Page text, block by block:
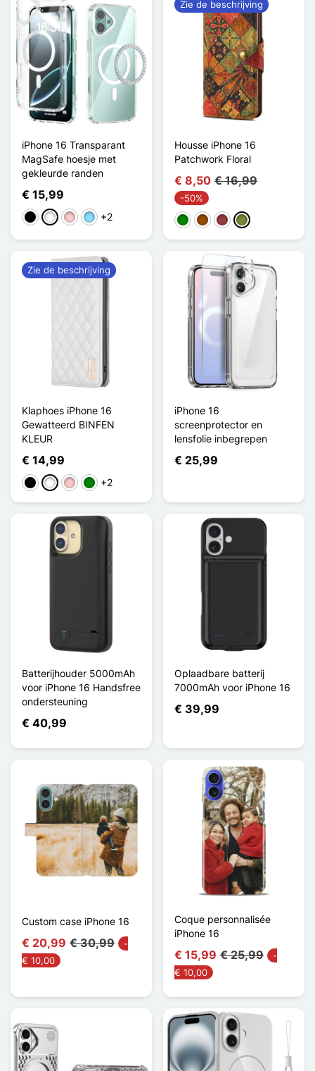
iPhone 16 Transparant
MagSafe hoesje met
gekleurde randen
€ 15,99
ZwartWit RozeLicht Blauw
+2
Housse iPhone 16
Patchwork Floral
€ 8,50 € 16,99
-50%
GroenBruinDonkerrood
Khaki
Zie de beschrijving
Klaphoes iPhone 16
Gewatteerd BINFEN
KLEUR
€ 14,99
ZwartWit RozeGroen
+2
Zie de beschrijving
iPhone 16
screenprotector en
lensfolie inbegrepen
€ 25,99
Batterijhouder 5000mAh
voor iPhone 16 Handsfree
ondersteuning
€ 40,99
Oplaadbare batterij
7000mAh voor iPhone 16
€ 39,99
Custom case iPhone 16
€ 20,99 € 30,99
-
€ 10,00
Coque personnalisée
iPhone 16
€ 15,99 € 25,99
-
€ 10,00